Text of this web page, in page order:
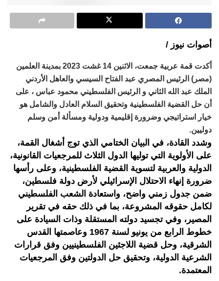
أصوات نيوز /
أكدت قمة عربية جمعت، الاثنين 14 غشت 2023 بمدينة العلمين
(مصر) الرئيس المصري عبد الفتاح السيسي والعاهل الأردني
الملك عبد الله الثاني و الرئيس الفلسطيني محمود عباس ، على
أن حل القضية الفلسطينية وتحقيق السلام العادل والشامل هو
خيار استراتيجي وضرورة إقليمية ودولية ومسألة أمن وسلم
دوليين.
وشدد القادة، في البيان الختامي الذي توج أشغال القمة،
على الأولوية التي توليها الدول الثلاث للمرجعيات القانونية،
الدولية والعربية لتسوية القضية الفلسطينية، وعلى رأسها
ضرورة إنهاء الاحتلال الإسرائيلي لأرض دولة فلسطين،
ضمن جدول زمني واضح، واستعادة الشعب الفلسطيني
لكامل حقوقه المشروعة، بما في ذلك حقه في تقرير
المصير، وفي تجسيد دولته المستقلة وذات السيادة على
خطوط الرابع من يونيو لسنة 1967 وعاصمتها القدس
الشرقية، وحل قضية اللاجئين الفلسطينيين وفق قرارات
الشرعية الدولية، وتحقيق حل الدولتين وفق المرجعيات
المعتمدة.